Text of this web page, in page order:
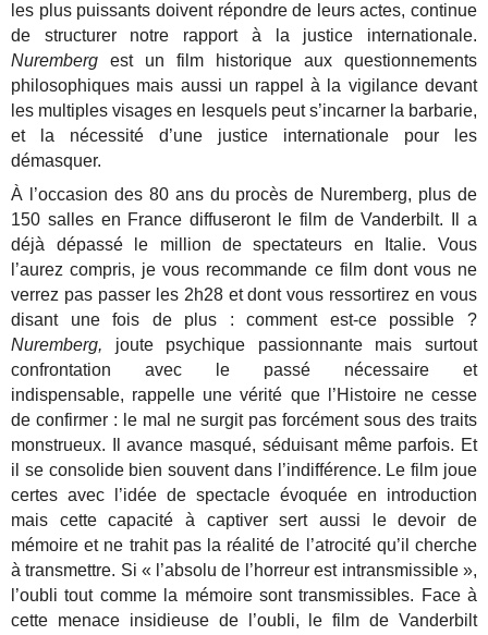
les plus puissants doivent répondre de leurs actes, continue
de structurer notre rapport à la justice internationale.
Nuremberg est un film historique aux questionnements
philosophiques mais aussi un rappel à la vigilance devant
les multiples visages en lesquels peut s’incarner la barbarie,
et la nécessité d’une justice internationale pour les
démasquer.
À l’occasion des 80 ans du procès de Nuremberg, plus de
150 salles en France diffuseront le film de Vanderbilt. Il a
déjà dépassé le million de spectateurs en Italie. Vous
l’aurez compris, je vous recommande ce film dont vous ne
verrez pas passer les 2h28 et dont vous ressortirez en vous
disant une fois de plus : comment est-ce possible ?
Nuremberg, joute psychique passionnante mais surtout
confrontation avec le passé nécessaire et
indispensable, rappelle une vérité que l’Histoire ne cesse
de confirmer : le mal ne surgit pas forcément sous des traits
monstrueux. Il avance masqué, séduisant même parfois. Et
il se consolide bien souvent dans l’indifférence. Le film joue
certes avec l’idée de spectacle évoquée en introduction
mais cette capacité à captiver sert aussi le devoir de
mémoire et ne trahit pas la réalité de l’atrocité qu’il cherche
à transmettre. Si « l’absolu de l’horreur est intransmissible »,
l’oubli tout comme la mémoire sont transmissibles. Face à
cette menace insidieuse de l’oubli, le film de Vanderbilt